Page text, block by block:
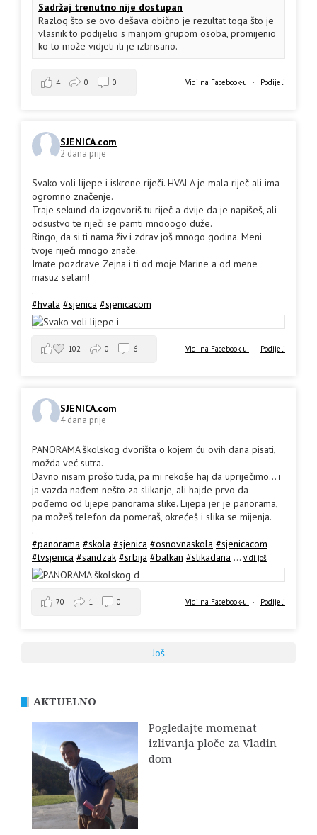
Sadržaj trenutno nije dostupan
Razlog što se ovo dešava obično je rezultat toga što je
vlasnik to podijelio s manjom grupom osoba, promijenio
ko to može vidjeti ili je izbrisano.
Vidi na Facebook-u · Podijeli
4 0 0
SJENICA.com
2 dana prije
Svako voli lijepe i iskrene riječi. HVALA je mala riječ ali ima
ogromno značenje.
Traje sekund da izgovoriš tu riječ a dvije da je napišeš, ali
odsustvo te riječi se pamti mnooogo duže.
Ringo, da si ti nama živ i zdrav još mnogo godina. Meni
tvoje riječi mnogo znače.
Imate pozdrave Zejna i ti od moje Marine a od mene
masuz selam!
.
#hvala #sjenica #sjenicacom
Vidi na Facebook-u · Podijeli
102 0 6
SJENICA.com
4 dana prije
PANORAMA školskog dvorišta o kojem ću ovih dana pisati,
možda već sutra.
Davno nisam prošo tuda, pa mi rekoše haj da upriječimo... i
ja vazda nađem nešto za slikanje, ali hajde prvo da
pođemo od lijepe panorama slike. Lijepa jer je panorama,
pa možeš telefon da pomeraš, okrećeš i slika se mijenja.
.
#panorama #skola #sjenica #osnovnaskola #sjenicacom
#tvsjenica #sandzak #srbija #balkan #slikadana ... vidi još
Vidi na Facebook-u · Podijeli
70 1 0
Još
AKTUELNO
Pogledajte momenat
izlivanja ploče za Vladin
dom